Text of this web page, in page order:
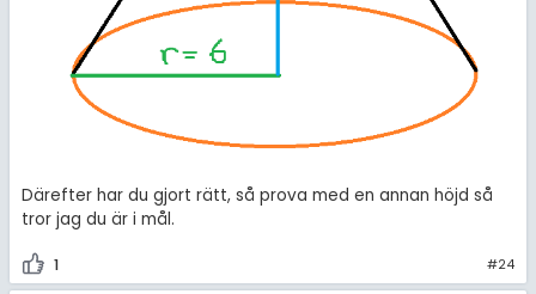
Därefter har du gjort rätt, så prova med en annan höjd så
tror jag du är i mål.
1 #24